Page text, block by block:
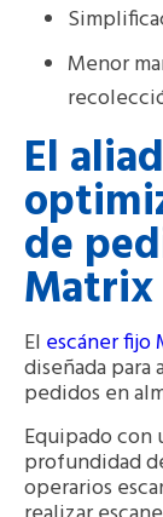
Menor
El
de
Matrix
El escáner fijo
diseñada
pedidos en
Equipado con
profundidad
operarios